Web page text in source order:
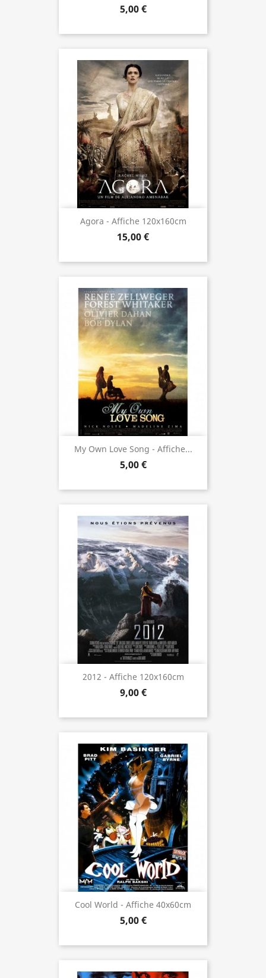
5,00 €
Agora - Affiche 120x160cm
15,00 €
My Own Love Song - Affiche...
5,00 €
2012 - Affiche 120x160cm
9,00 €
Cool World - Affiche 40x60cm
5,00 €